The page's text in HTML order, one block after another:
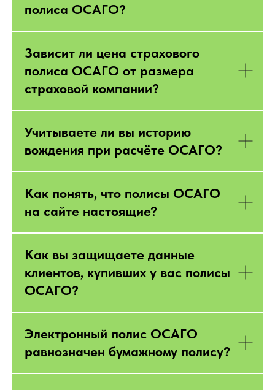
полиса ОСАГО?
Зависит ли цена страхового
полиса ОСАГО от размера
страховой компании?
Учитываете ли вы историю
вождения при расчёте ОСАГО?
Как понять, что полисы ОСАГО
на сайте настоящие?
Как вы защищаете данные
клиентов, купивших у вас полисы
ОСАГО?
Электронный полис ОСАГО
равнозначен бумажному полису?